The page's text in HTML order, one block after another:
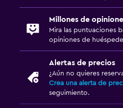
Millones de
Mira las puntuaciones
opiniones de
Alertas de precios
¿Aún no quieres
Crea una alerta de
seguimiento.